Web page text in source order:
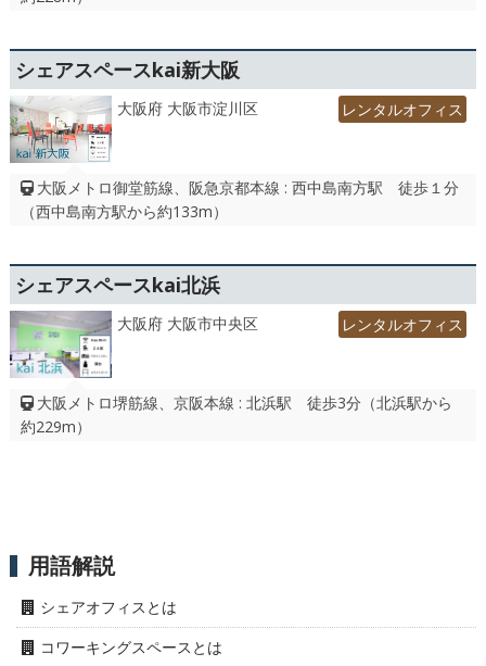
シェアスペースkai新大阪
大阪府 大阪市淀川区 レンタルオフィス
大阪メトロ御堂筋線、阪急京都本線 : 西中島南方駅 徒歩１分
（西中島南方駅から約133m）
シェアスペースkai北浜
大阪府 大阪市中央区 レンタルオフィス
大阪メトロ堺筋線、京阪本線 : 北浜駅 徒歩3分（北浜駅から
約229m）
用語解説
シェアオフィスとは
コワーキングスペースとは